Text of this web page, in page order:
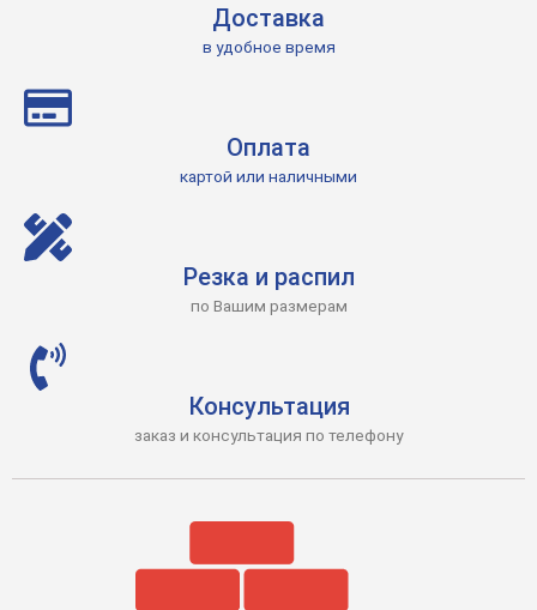
Доставка
в удобное время
Оплата
картой или наличными
Резка и распил
по Вашим размерам
Консультация
заказ и консультация по телефону